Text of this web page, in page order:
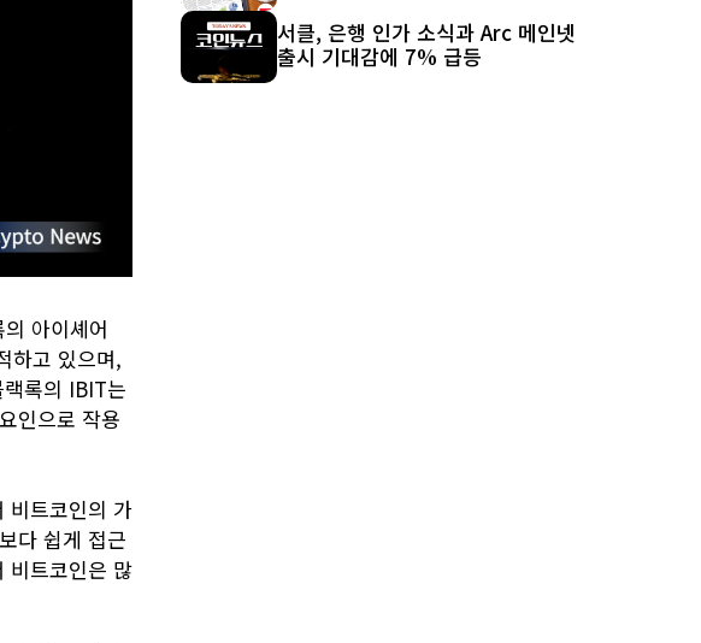
아이셰어
하고 있으며,
록의 IBIT는
인으로 작용
비트코인의 가
다 쉽게 접근
비트코인은 많
서클, 은행 인가 소식과 Arc 메인넷
출시 기대감에 7% 급등